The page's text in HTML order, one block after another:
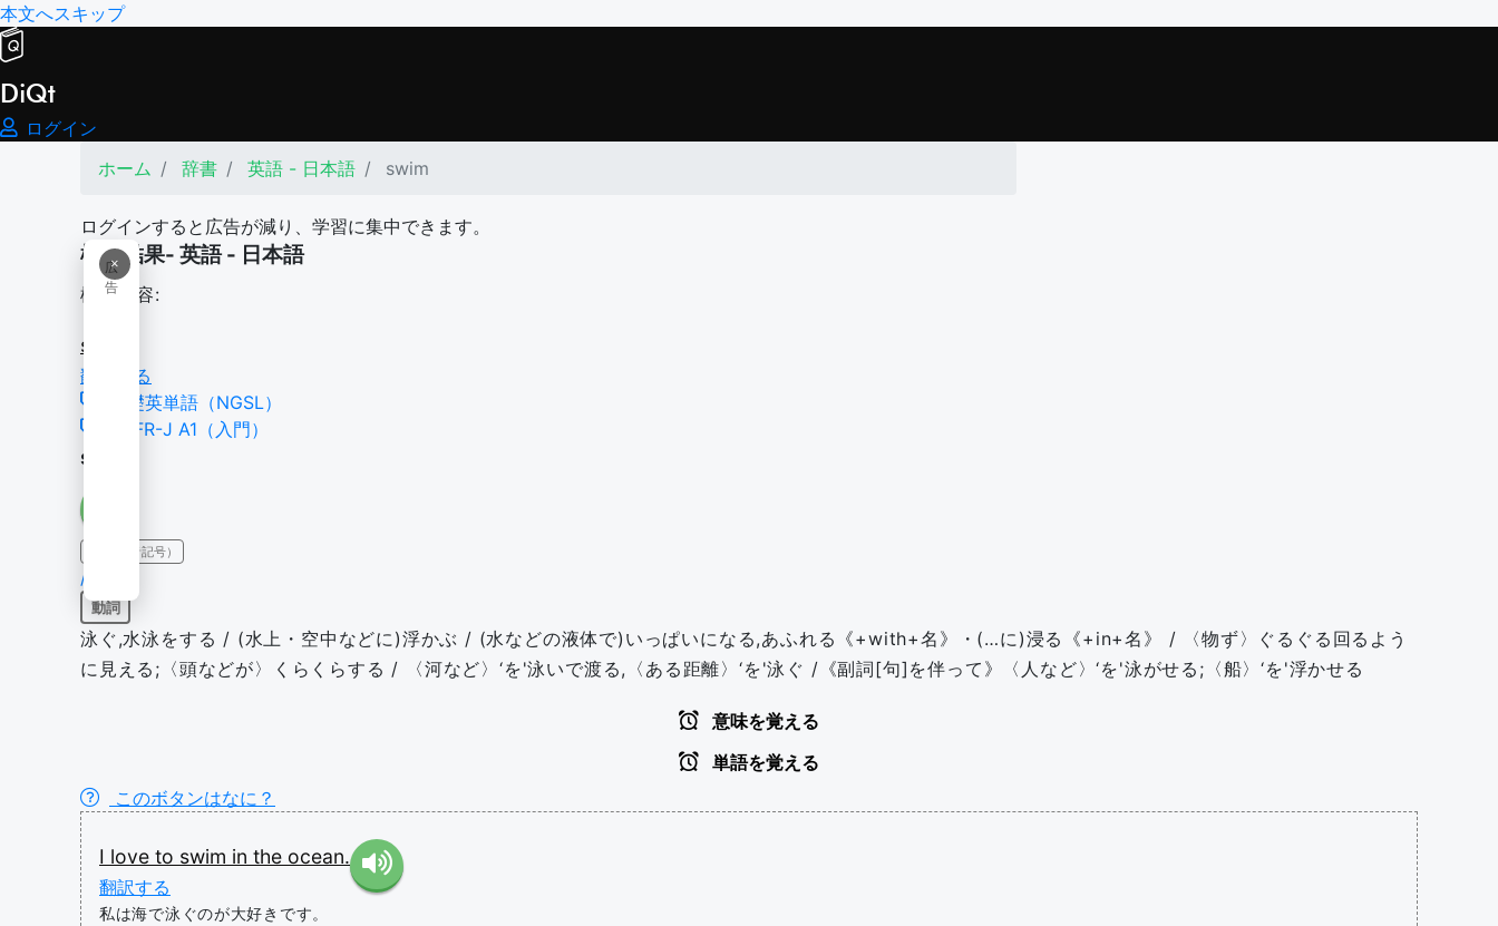
本文へスキップ
DiQt
ログイン
ホーム
辞書 英語 - 日本語 swim
ログインすると広告が減り、学習に集中できます。
×
広
告
検索結果- 英語 - 日本語
検索内容:
swim
翻訳する
基礎英単語（NGSL）
CEFR-J A1（入門）
swim
IPA（発音記号）
/swɪm/
動詞
泳ぐ,水泳をする / (水上・空中などに)浮かぶ / (水などの液体で)いっぱいになる,あふれる《+with+名》・(…に)浸る《+in+名》 / 〈物ず〉ぐるぐる回るよう
に見える;〈頭などが〉くらくらする / 〈河など〉‘を'泳いで渡る,〈ある距離〉‘を'泳ぐ /《副詞[句]を伴って》〈人など〉‘を'泳がせる;〈船〉‘を'浮かせる
意味を覚える
単語を覚える
このボタンはなに？
I love to swim in the ocean.
翻訳する
私は海で泳ぐのが大好きです。